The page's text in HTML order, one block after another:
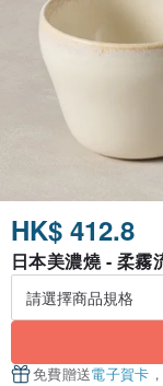
HK$ 412.8
日本美濃燒 - 柔霧
免費贈送電子賀卡